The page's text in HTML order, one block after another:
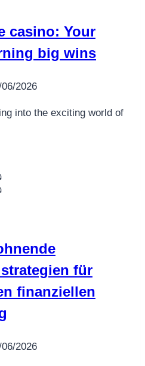
casino: Your
big wins
2026
into the exciting world of
für
finanziellen
2026